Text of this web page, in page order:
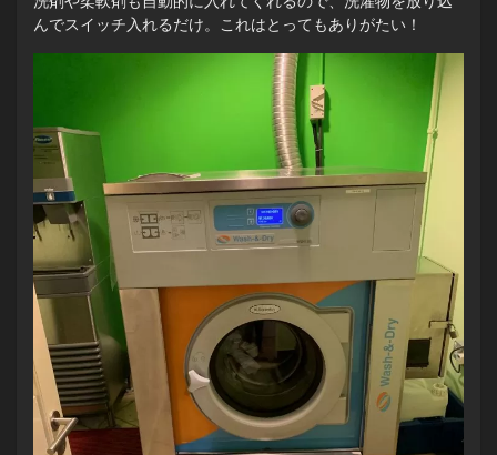
んでスイッチ入れるだけ。これはとってもありがたい！